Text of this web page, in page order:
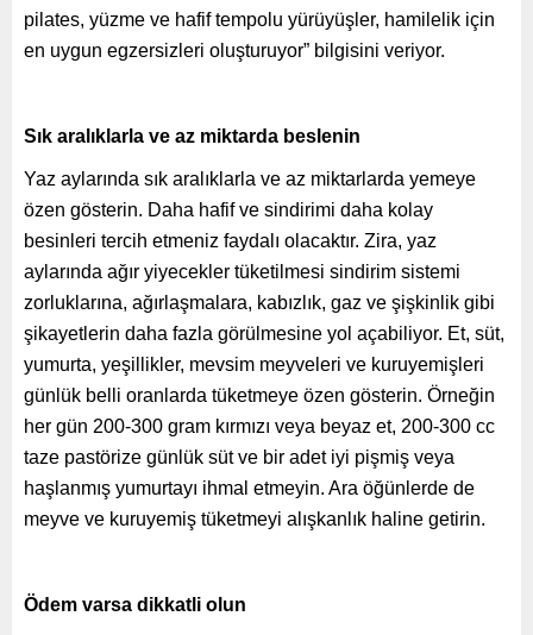
pilates, yüzme ve hafif tempolu yürüyüşler, hamilelik için
en uygun egzersizleri oluşturuyor” bilgisini veriyor.
Sık aralıklarla ve az miktarda beslenin
Yaz aylarında sık aralıklarla ve az miktarlarda yemeye
özen gösterin. Daha hafif ve sindirimi daha kolay
besinleri tercih etmeniz faydalı olacaktır. Zira, yaz
aylarında ağır yiyecekler tüketilmesi sindirim sistemi
zorluklarına, ağırlaşmalara, kabızlık, gaz ve şişkinlik gibi
şikayetlerin daha fazla görülmesine yol açabiliyor. Et, süt,
yumurta, yeşillikler, mevsim meyveleri ve kuruyemişleri
günlük belli oranlarda tüketmeye özen gösterin. Örneğin
her gün 200-300 gram kırmızı veya beyaz et, 200-300 cc
taze pastörize günlük süt ve bir adet iyi pişmiş veya
haşlanmış yumurtayı ihmal etmeyin. Ara öğünlerde de
meyve ve kuruyemiş tüketmeyi alışkanlık haline getirin.
Ödem varsa dikkatli olun